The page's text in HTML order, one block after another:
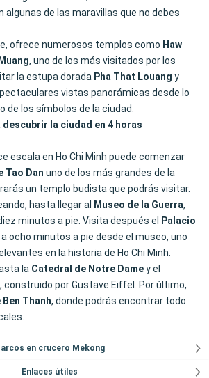
algunas de las maravillas que no debes
ofrece numerosos templos como Haw
, uno de los más visitados por los
la estupa dorada Pha That Louang y
vistas panorámicas desde lo
de los símbolos de la ciudad.
la ciudad en 4 horas
escala en Ho Chi Minh puede comenzar
Tao Dan uno de los más grandes de la
un templo budista que podrás visitar.
hasta llegar al Museo de la Guerra,
minutos a pie. Visita después el
Palacio
a ocho minutos a pie desde el museo, uno
en la historia de Ho Chi Minh.
la Catedral de Notre Damey el
, construido por Gustave Eiffel. Por último,
Thanh, donde podrás encontrar todo
en crucero Mekong
Enlaces útiles